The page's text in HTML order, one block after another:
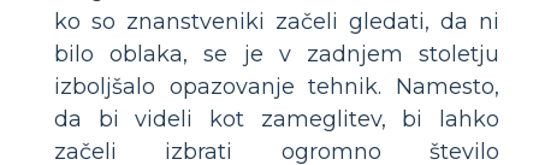
ko so znanstveniki začeli gledati, da ni
bilo oblaka, se je v zadnjem stoletju
izboljšalo opazovanje tehnik. Namesto,
da bi videli kot zameglitev, bi lahko
začeli izbrati ogromno število